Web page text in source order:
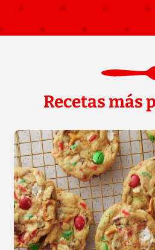
Recetas más